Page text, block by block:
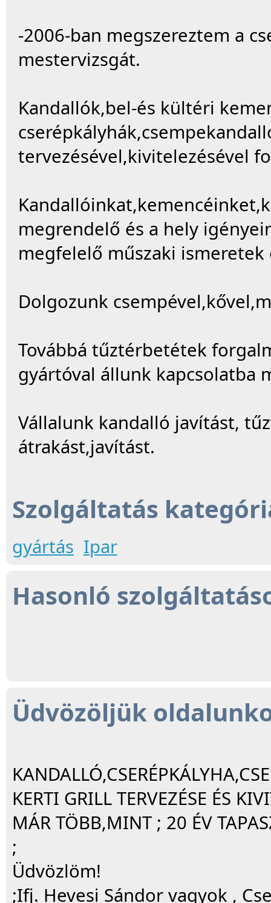
-2006-ban megszereztem a
mestervizsgát.
Kandallók,bel-és kültéri
tervezésével,kivitelezésével
megrendelő és a hely
megfelelő műszaki
Dolgozunk
Továbbá tűztérbetétek
gyártóval állunk kapcsolatba
Vállalunk kandalló javítást,
átrakást,javítást.
Szolgáltatás
gyártás Ipar
Hasonló
Üdvözöljük
KERTI GRILL TERVEZÉSE ÉS
MÁR TÖBB,MINT ; 20 ÉV
;
Üdvözlöm!
;Ifj. Hevesi Sándor vagyok ,